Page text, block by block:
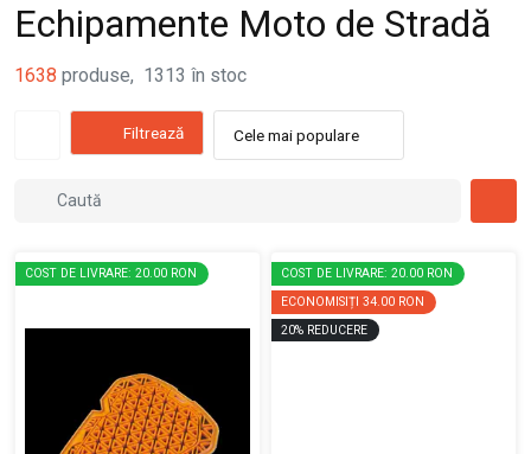
Echipamente Moto de Stradă
1638 produse, 1313 în stoc
Filtrează Cele mai populare
COST DE LIVRARE: 20.00 RON
COST DE LIVRARE: 20.00 RON
ECONOMISIȚI 34.00 RON
20% REDUCERE